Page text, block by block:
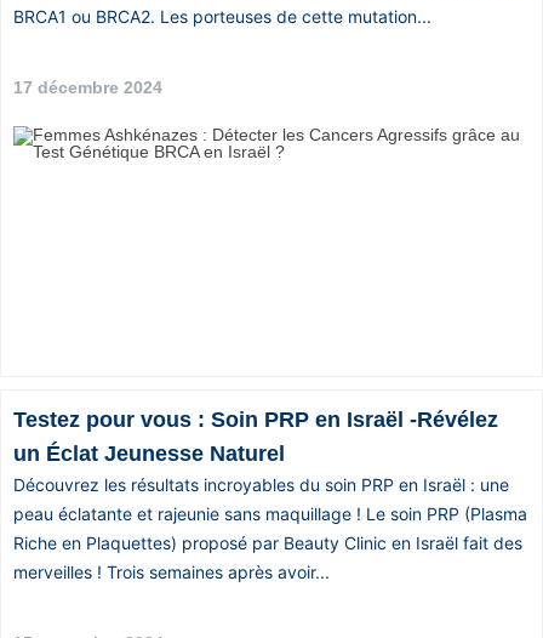
Vos
bonnes
adresses
BRCA1 ou BRCA2. Les porteuses de cette mutation...
17 décembre 2024
Testez pour vous : Soin PRP en Israël -Révélez
un Éclat Jeunesse Naturel
Découvrez les résultats incroyables du soin PRP en Israël : une
peau éclatante et rajeunie sans maquillage ! Le soin PRP (Plasma
Riche en Plaquettes) proposé par Beauty Clinic en Israël fait des
merveilles ! Trois semaines après avoir...